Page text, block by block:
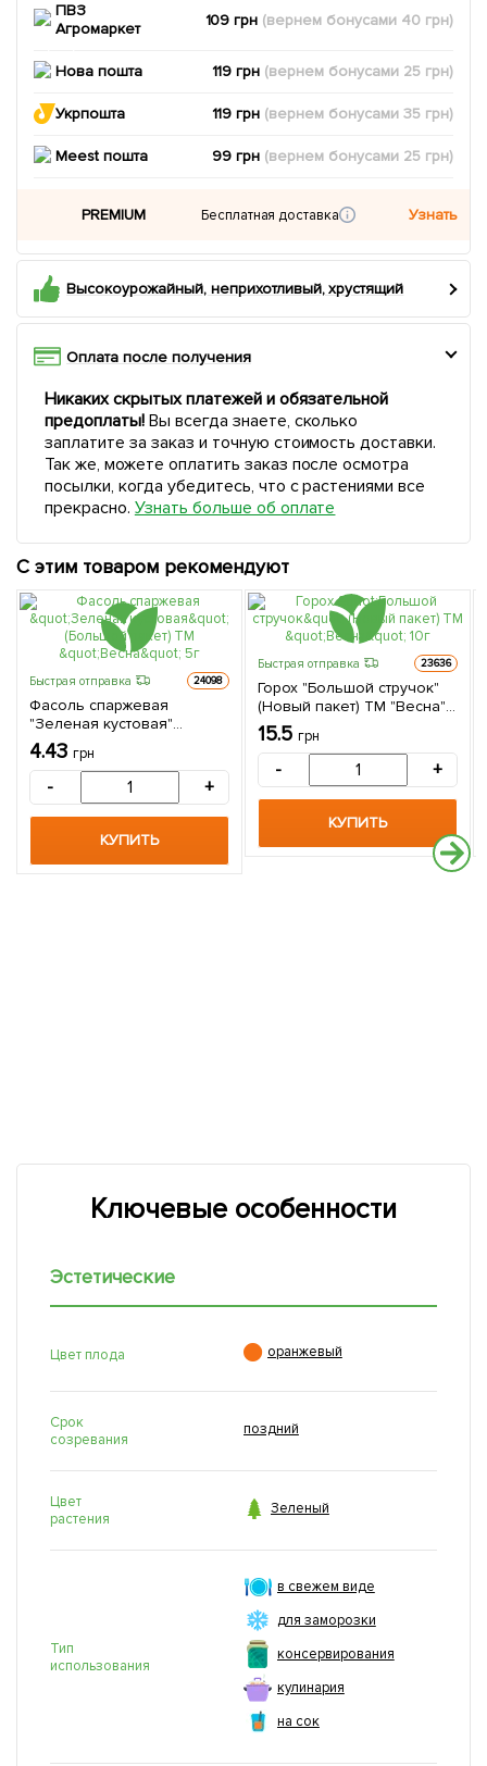
ПВЗ
Агромаркет
109 грн (вернем бонусами 40 грн)
Нова пошта 119 грн (вернем бонусами 25 грн)
Укрпошта 119 грн (вернем бонусами35 грн)
Meest пошта 99 грн (вернем бонусами 25 грн)
PREMIUM Бесплатная доставка Узнать
Высокоурожайный, неприхотливый, хрустящий
Оплата после получения
Никаких скрытых платежей и обязательной
предоплаты!Вы всегда знаете, сколько
заплатите за заказ и точную стоимость доставки.
Так же, можете оплатить заказ после осмотра
посылки, когда убедитесь, что с растениями все
прекрасно. Узнать больше об оплате
С этим товаром рекомендуют
Быстрая отправка 24098
Фасоль спаржевая
"Зеленая кустовая"
(Большой пакет) ТМ
"Весна" 5г
4.43 грн
- +
КУПИТЬ
Быстрая отправка 23636
Горох "Большой стручок"
(Новый пакет) ТМ "Весна"
10г
15.5 грн
- +
КУПИТЬ
Ключевые особенности
Эстетические
Цвет плода  оранжевый
Срок
созревания
поздний
Цвет
растения
 Зеленый
Тип
использования
в свежем виде
для заморозки
консервирования
кулинария
на сок